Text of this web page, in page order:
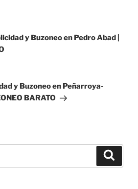
y Buzoneo en Pedro Abad |
y Buzoneo en Peñarroya-
BARATO